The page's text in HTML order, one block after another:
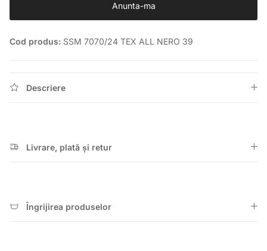
Anunta-ma
Cod produs: SSM 7070/24 TEX ALL NERO 39
Descriere
Livrare, plată și retur
Îngrijirea produselor